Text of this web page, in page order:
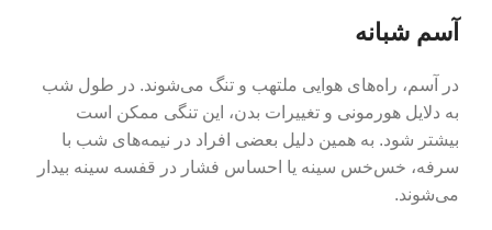
آسم شبانه
در آسم، راه‌های هوایی ملتهب و تنگ می‌شوند. در طول شب
به دلایل هورمونی و تغییرات بدن، این تنگی ممکن است
بیشتر شود. به همین دلیل بعضی افراد در نیمه‌های شب با
سرفه، خس‌خس سینه یا احساس فشار در قفسه سینه بیدار
می‌شوند.